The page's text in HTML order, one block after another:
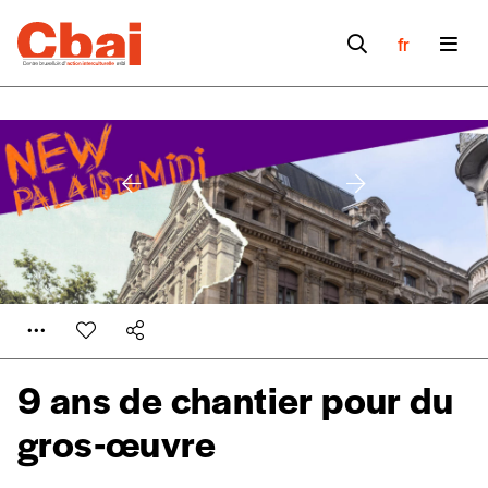
fr
9 ans de chantier pour du
gros-œuvre
Se connecter
Formulaire de
commande